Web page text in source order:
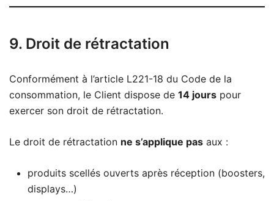
9. Droit de rétractation
Conformément à l’article L221-18 du Code de la
consommation, le Client dispose de 14 jours pour
exercer son droit de rétractation.
Le droit de rétractation ne s’applique pas aux :
produits scellés ouverts après réception (boosters,
displays…)